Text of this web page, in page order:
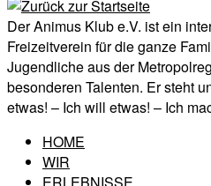
Der Animus Klub e.V. ist ein
Freizeitverein für die ganze
Jugendliche aus der
besonderen Talenten. Er steht
etwas! – Ich will etwas! – Ich
HOME
WIR